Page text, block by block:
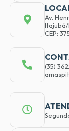
Av.
CEP:
(35)